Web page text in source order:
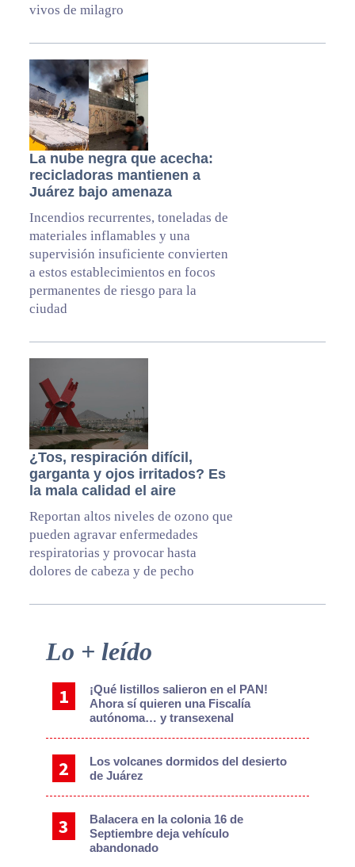
vivos de milagro
La nube negra que acecha:
recicladoras mantienen a
Juárez bajo amenaza
Incendios recurrentes, toneladas de
materiales inflamables y una
supervisión insuficiente convierten
a estos establecimientos en focos
permanentes de riesgo para la
ciudad
¿Tos, respiración difícil,
garganta y ojos irritados? Es
la mala calidad el aire
Reportan altos niveles de ozono que
pueden agravar enfermedades
respiratorias y provocar hasta
dolores de cabeza y de pecho
Primary
Sidebar
Lo + leído
¡Qué listillos salieron en el PAN!
Ahora sí quieren una Fiscalía
autónoma… y transexenal
Los volcanes dormidos del desierto
de Juárez
Balacera en la colonia 16 de
Septiembre deja vehículo
abandonado